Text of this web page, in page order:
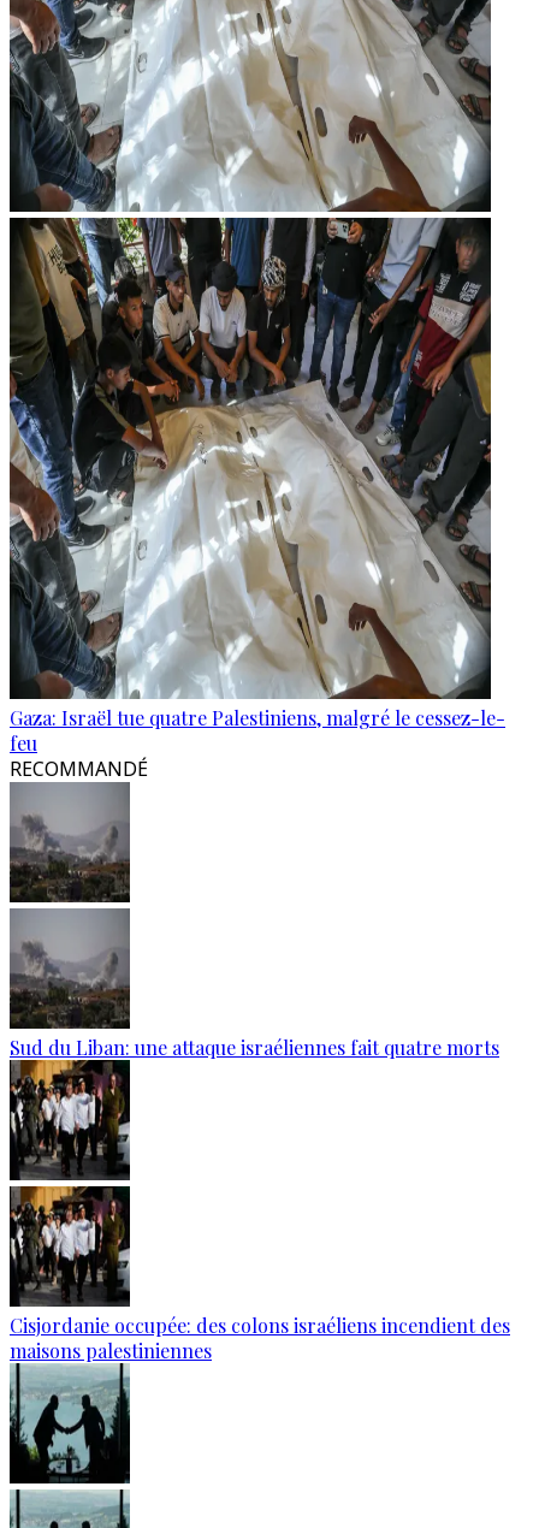
Gaza: Israël tue quatre Palestiniens, malgré le cessez-le-
feu
RECOMMANDÉ
Sud du Liban: une attaque israéliennes fait quatre morts
Cisjordanie occupée: des colons israéliens incendient des
maisons palestiniennes